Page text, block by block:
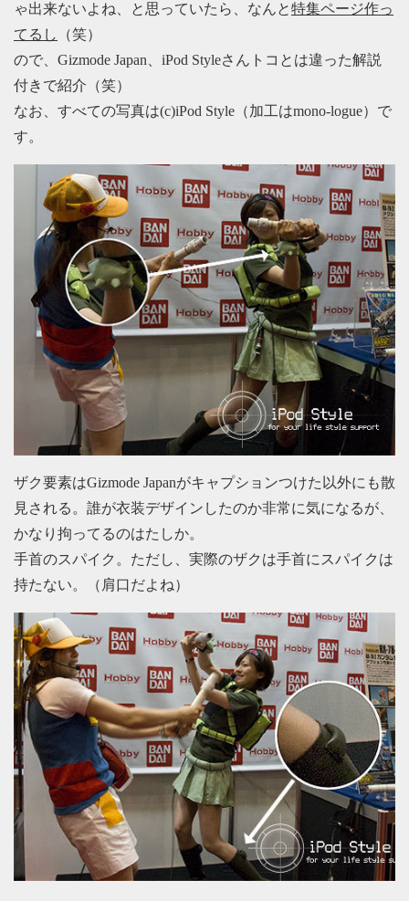
ゃ出来ないよね、と思っていたら、なんと特集ページ作っ
てるし
（笑）
ので、Gizmode Japan、iPod Styleさんトコとは違った解説
付きで紹介（笑）
なお、すべての写真は(c)iPod Style（加工はmono-logue）で
す。
ザク要素はGizmode Japanがキャプションつけた以外にも散
見される。誰が衣装デザインしたのか非常に気になるが、
かなり拘ってるのはたしか。
手首のスパイク。ただし、実際のザクは手首にスパイクは
持たない。（肩口だよね）